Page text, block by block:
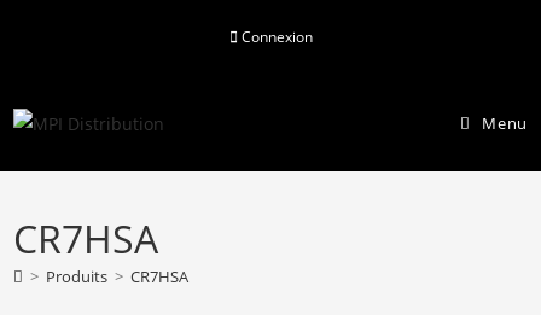
Connexion
Menu
CR7HSA
> Produits > CR7HSA